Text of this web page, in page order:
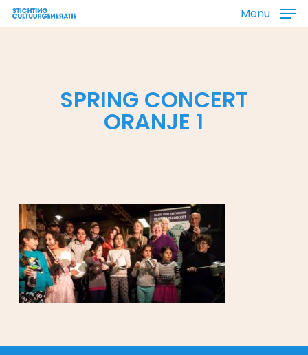
Skip
to
Menu
SPRING CONCERT
ORANJE 1